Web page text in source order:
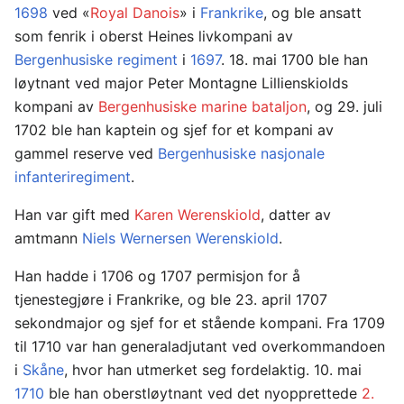
1698 ved «Royal Danois» i Frankrike, og ble ansatt
som fenrik i oberst Heines livkompani av
Bergenhusiske regiment i 1697. 18. mai 1700 ble han
løytnant ved major Peter Montagne Lillienskiolds
kompani av Bergenhusiske marine bataljon, og 29. juli
1702 ble han kaptein og sjef for et kompani av
gammel reserve ved Bergenhusiske nasjonale
infanteriregiment.
Han var gift med Karen Werenskiold, datter av
amtmann Niels Wernersen Werenskiold.
Han hadde i 1706 og 1707 permisjon for å
tjenestegjøre i Frankrike, og ble 23. april 1707
sekondmajor og sjef for et stående kompani. Fra 1709
til 1710 var han generaladjutant ved overkommandoen
i Skåne, hvor han utmerket seg fordelaktig. 10. mai
1710 ble han oberstløytnant ved det nyopprettede 2.